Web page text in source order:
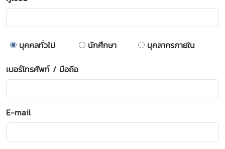
บุคคลทั่วไป นักศึกษา
บุคลากรภายใน
เบอร์โทรศัพท์ / มือถือ
E-mail